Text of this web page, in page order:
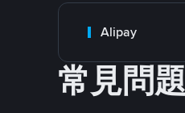
Alipay
常見問